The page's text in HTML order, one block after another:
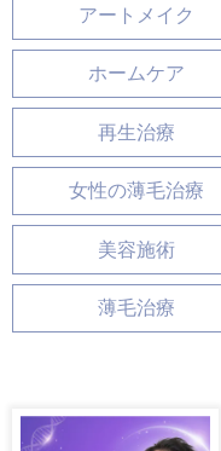
アートメイク
ホームケア
再生治療
女性の薄毛治療
美容施術
薄毛治療